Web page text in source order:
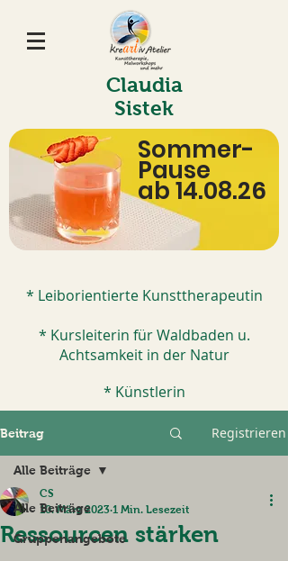
Claudia
Sistek
Sommer-
Pause
ab 14.08.26
* Leiborientierte Kunsttherapeutin
* Kursleiterin für Waldbaden u.
Achtsamkeit in der Natur
* Künstlerin​
Beitrag Registrieren
Alle Beiträge
Gruppenangebote
Alle Beiträge
Ressourcen stärken
CS
10. März 2023 1 Min. Lesezeit